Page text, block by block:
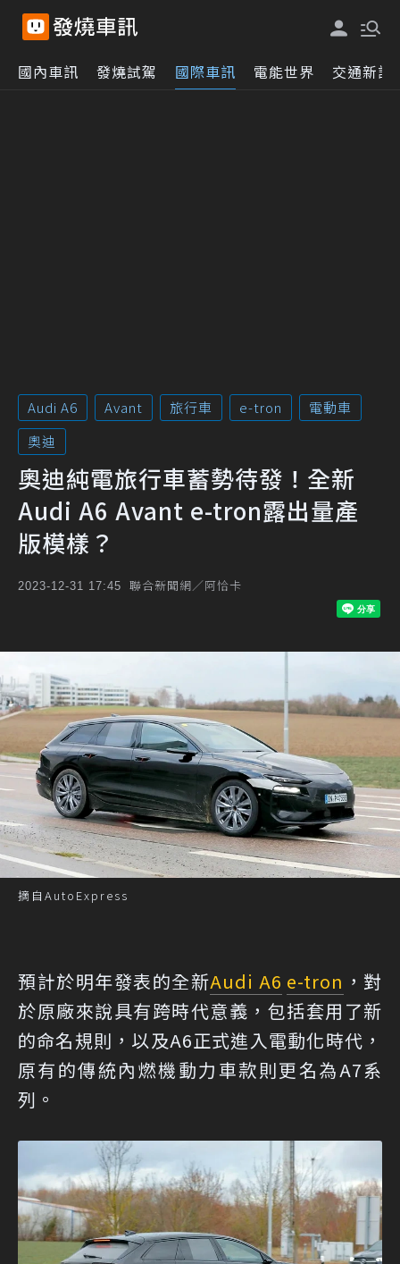
國內車訊 發燒試駕 國際車訊 電能世界 交通新訊
Audi A6 Avant 旅行車 e-tron
電動車
奧迪
奧迪純電旅行車蓄勢待發！全新
Audi A6 Avant e-tron露出量產
版模樣？
2023-12-31 17:45 聯合新聞網／阿恰卡
摘自AutoExpress
預計於明年發表的全新Audi A6 e-tron ，對
於原廠來說具有跨時代意義，包括套用了新
的命名規則，以及A6正式進入電動化時代，
原有的傳統內燃機動力車款則更名為A7系
列。